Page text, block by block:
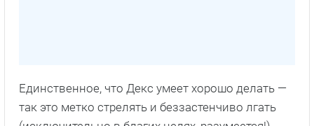
Единственное, что Декс умеет хорошо делать —
так это метко стрелять и беззастенчиво лгать